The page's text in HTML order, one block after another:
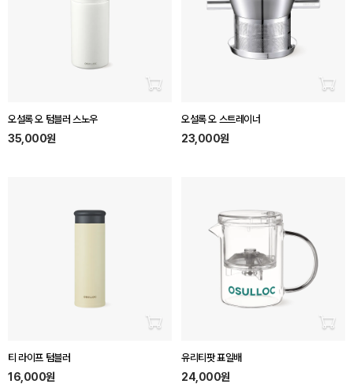
장바구니 담기
오설록 오 텀블러 스노우
35,000원
장바
오설록 오 스트레이너
23,000원
장바구니 담기
티 라이프 텀블러
16,000원
장바
유리티팟 표일배
24,000원